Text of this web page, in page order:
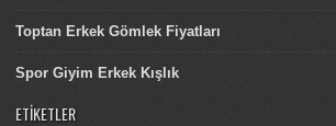
Toptan Erkek Gömlek Fiyatları
Spor Giyim Erkek Kışlık
ETIKETLER